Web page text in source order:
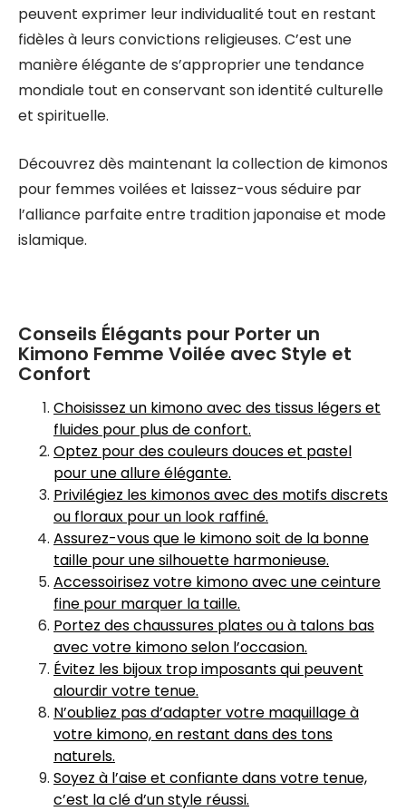
peuvent exprimer leur individualité tout en restant
fidèles à leurs convictions religieuses. C’est une
manière élégante de s’approprier une tendance
mondiale tout en conservant son identité culturelle
et spirituelle.
Découvrez dès maintenant la collection de kimonos
pour femmes voilées et laissez-vous séduire par
l’alliance parfaite entre tradition japonaise et mode
islamique.
Conseils Élégants pour Porter un
Kimono Femme Voilée avec Style et
Confort
Choisissez un kimono avec des tissus légers et
fluides pour plus de confort.
Optez pour des couleurs douces et pastel
pour une allure élégante.
Privilégiez les kimonos avec des motifs discrets
ou floraux pour un look raffiné.
Assurez-vous que le kimono soit de la bonne
taille pour une silhouette harmonieuse.
Accessoirisez votre kimono avec une ceinture
fine pour marquer la taille.
Portez des chaussures plates ou à talons bas
avec votre kimono selon l’occasion.
Évitez les bijoux trop imposants qui peuvent
alourdir votre tenue.
N’oubliez pas d’adapter votre maquillage à
votre kimono, en restant dans des tons
naturels.
Soyez à l’aise et confiante dans votre tenue,
c’est la clé d’un style réussi.